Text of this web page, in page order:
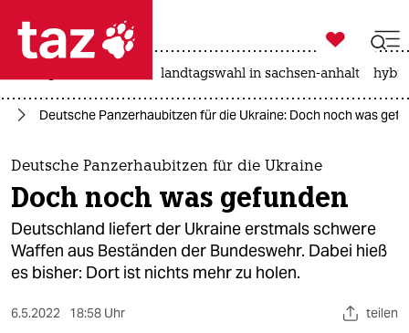
 taz zahl ich
taz zahl ich
themen
politik
öko

taz zahl ich
landtagswahl in sachsen-anhalt
Deutsche Panzerhaubitzen für die Ukraine: Doch noch was
Deutsche Panzerhaubitzen für die Ukraine
Doch noch was gefunden
Deutschland liefert der Ukraine erstmals schwere
Waffen aus Beständen der Bundeswehr. Dabei hieß
es bisher: Dort ist nichts mehr zu holen.
6.5.2022 18:58 Uhr teilen